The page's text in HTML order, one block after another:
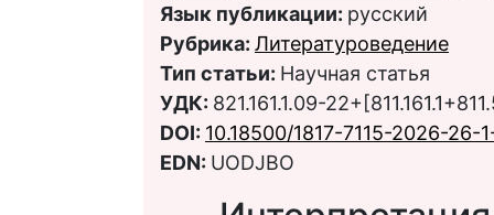
Язык публикации: русский
Рубрика: Литературоведение
Тип статьи: Научная статья
УДК: 821.161.1.09-
DOI: 10.18500/1817-7115-2026-26-
EDN: UODJBO